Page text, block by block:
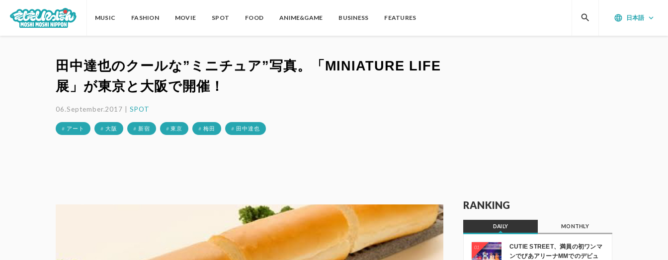
MUSIC FASHION MOVIE SPOT FOOD ANIME&GAME BUSINESS FEATURES language 日本語 keyboard_arrow_down
search
田中達也のクールな”ミニチュア”写真。「MINIATURE LIFE
展」が東京と大阪で開催！
06.September.2017 |SPOT
# アート # 大阪 # 新宿 # 東京 # 梅田 # 田中達也
RANKING
DAILY MONTHLY
01
CUTIE STREET、満員の初ワンマ
ンでぴあアリーナMMでのデビュ